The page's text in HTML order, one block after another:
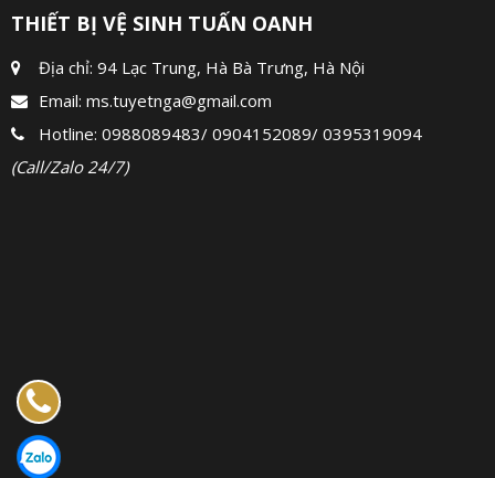
THIẾT BỊ VỆ SINH TUẤN OANH
Địa chỉ: 94 Lạc Trung, Hà Bà Trưng, Hà Nội
Email: ms.tuyetnga@gmail.com
Hotline: 0988089483/ 0904152089/ 0395319094
(Call/Zalo 24/7)